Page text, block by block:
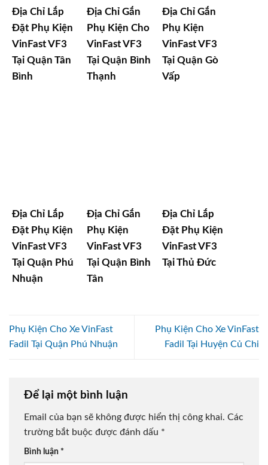
Địa Chỉ Lắp
Đặt Phụ Kiện
VinFast VF3
Tại Quận Tân
Bình
Địa Chỉ Gắn
Phụ Kiện Cho
VinFast VF3
Tại Quận Bình
Thạnh
Địa Chỉ Gắn
Phụ Kiện
VinFast VF3
Tại Quận Gò
Vấp
Địa Chỉ Lắp
Đặt Phụ Kiện
VinFast VF3
Tại Quận Phú
Nhuận
Địa Chỉ Gắn
Phụ Kiện
VinFast VF3
Tại Quận Bình
Tân
Địa Chỉ Lắp
Đặt Phụ Kiện
VinFast VF3
Tại Thủ Đức
Phụ Kiện Cho Xe VinFast
Fadil Tại Quận Phú Nhuận
Phụ Kiện Cho Xe VinFast
Fadil Tại Huyện Củ Chi
Để lại một bình luận
Email của bạn sẽ không được hiển thị công khai. Các
trường bắt buộc được đánh dấu *
Bình luận *